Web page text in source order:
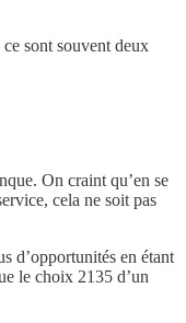
sont souvent deux
On craint qu’en se
cela ne soit pas
d’opportunités en étant
le choix 2135 d’un